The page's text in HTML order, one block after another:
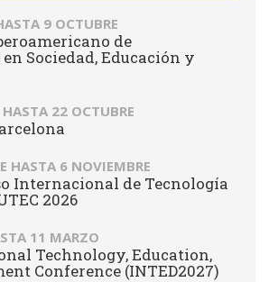
9 OCTUBRE
de
Sociedad, Educación y
HASTA 22 OCTUBRE
HASTA 6 NOVIEMBRE
Internacional de Tecnología
2026
11 MARZO
Technology, Education,
Conference (INTED2027)